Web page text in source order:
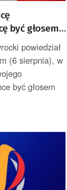
być głosem
powiedział
(6 sierpnia), w
być głosem